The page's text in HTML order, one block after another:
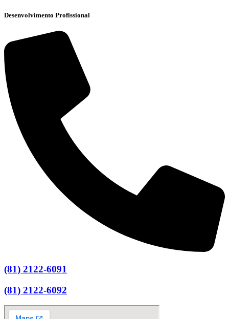
Desenvolvimento Profissional
(81) 2122-6091
(81) 2122-6092